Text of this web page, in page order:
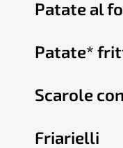
Patate al
Patate*
Scarole
Friarielli